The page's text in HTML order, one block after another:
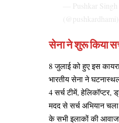
— Pushkar
(@pushkardhami)
सेना ने शुरू किया
8 जुलाई को हुए इस
भारतीय सेना ने
4 सर्च टीमें, हेलिकॉप्टर,
मदद से सर्च अभियान
के सभी इलाकों की